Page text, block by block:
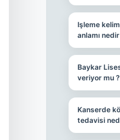
Işleme
anlamı
Baykar
veriyor mu ?
Kanserde
tedavisi